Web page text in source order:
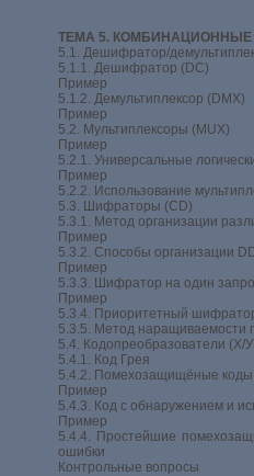
ТЕМА 5.
5.1. Дешифратор/
5.1.1. Дешифратор (DС)
Пример
5.1.2. Демультиплексор (DMX)
Пример
5.2. Мультиплексоры (МUХ)
Пример
5.2.1. Универсальные
Пример
5.2.2. Использование
5.3. Шифраторы (СD)
5.3.1. Метод организации
Пример
5.3.2. Способы организации
Пример
5.3.3. Шифратор на один
Пример
5.3.4. Приоритетный
5.3.5. Метод
5.4. Кодопреобразователи (Х/
5.4.1. Код Грея
5.4.2. Помехозащищёные коды
Пример
5.4.3. Код с обнаружением и
Пример
5.4.4. Простейшие
ошибки
Контрольные вопросы